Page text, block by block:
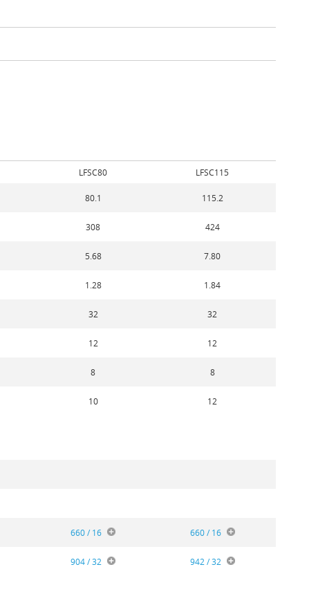
LFSC80
LFSC115
80.1 115.2
308 424
5.68 7.80
1.28 1.84
32 32
12 12
8 8
10 12
660 / 16 660 / 16
904 / 32 942 / 32